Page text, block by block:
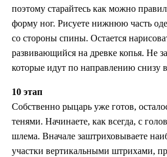
поэтому старайтесь как можно
форму ног. Рисуете нижнюю часть
со стороны спины. Остается
развивающийся на древке копья. Не
которые идут по направлению снизу
10 этап
Собственно рыцарь уже готов,
тенями. Начинаете, как всегда, с
шлема. Вначале заштриховываете
участки вертикальными штрихами,